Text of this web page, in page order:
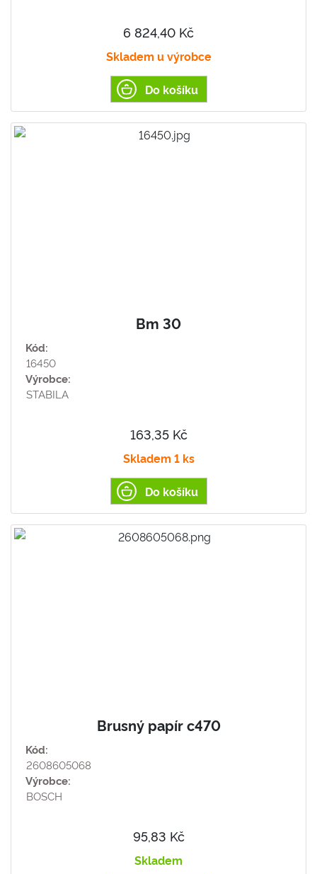
6 824,40 Kč
Skladem u výrobce
Do košíku
Bm 30
Kód:
16450
Výrobce:
STABILA
163,35 Kč
Skladem 1 ks
Do košíku
Brusný papír c470
Kód:
2608605068
Výrobce:
BOSCH
95,83 Kč
Skladem